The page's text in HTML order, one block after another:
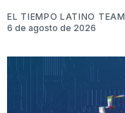
EL TIEMPO LATINO TEAM
6 de agosto de 2026